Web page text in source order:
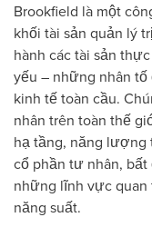
Brookfield là một
khối tài sản quản lý
hành các tài sản
yếu – những nhân
kinh tế toàn cầu.
nhân trên toàn thế
hạ tầng, năng lượng
cổ phần tư nhân,
những lĩnh vực
năng suất.